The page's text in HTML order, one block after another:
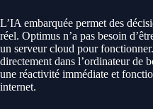
L’IA embarquée permet des
réel. Optimus n’a pas besoin
un serveur cloud pour
directement dans l’ordinateur de
une réactivité immédiate et
internet.